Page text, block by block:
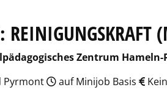
Zentrum
Pyrmont
auf Minijob Basis